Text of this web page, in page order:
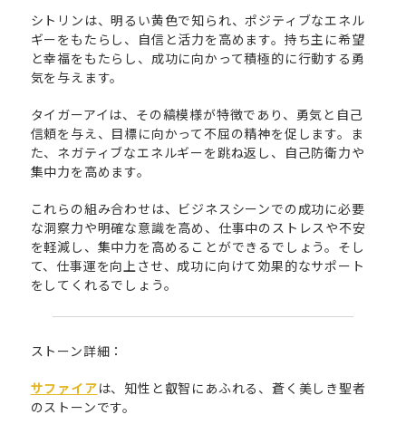
シトリンは、明るい黄色で知られ、ポジティブなエネル
ギーをもたらし、自信と活力を高めます。持ち主に希望
と幸福をもたらし、成功に向かって積極的に行動する勇
気を与えます。
タイガーアイは、その縞模様が特徴であり、勇気と自己
信頼を与え、目標に向かって不屈の精神を促します。ま
た、ネガティブなエネルギーを跳ね返し、自己防衛力や
集中力を高めます。
これらの組み合わせは、ビジネスシーンでの成功に必要
な洞察力や明確な意識を高め、仕事中のストレスや不安
を軽減し、集中力を高めることができるでしょう。そし
て、仕事運を向上させ、成功に向けて効果的なサポート
をしてくれるでしょう。
ストーン詳細：
サファイアは、知性と叡智にあふれる、蒼く美しき聖者
のストーンです。